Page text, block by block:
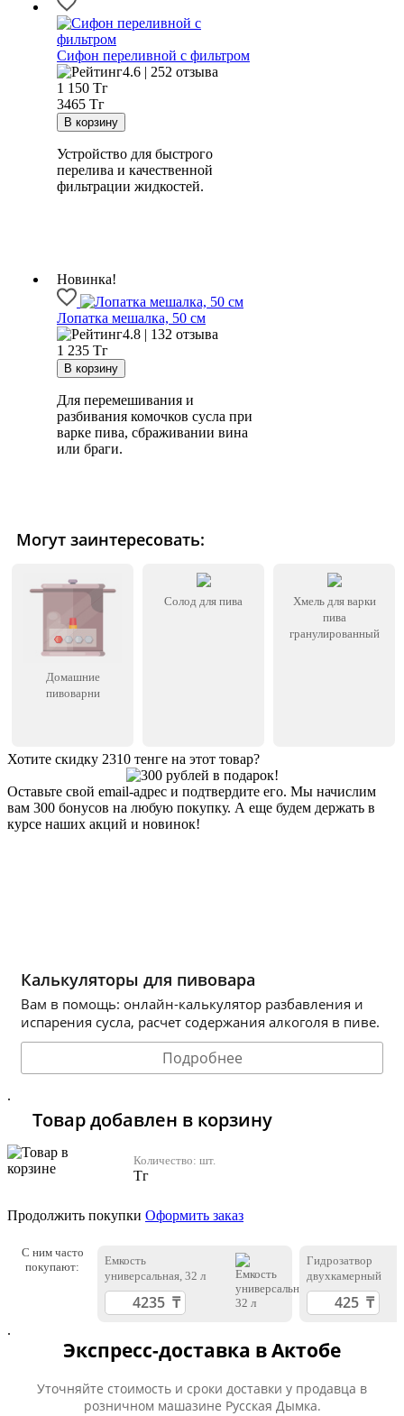
Сифон переливной с фильтром
4.6 | 252 отзыва
1 150 Тг
3465 Тг
Устройство для быстрого
перелива и качественной
фильтрации жидкостей.
Новинка!
Лопатка мешалка, 50 см
4.8 | 132 отзыва
1 235 Тг
Для перемешивания и
разбивания комочков сусла при
варке пива, сбраживании вина
или браги.
Могут заинтересовать:
Домашние
пивоварни
Солод для пива
Хмель для варки
пива
гранулированный
Хотите скидку 2310 тенге на этот товар?
Оставьте свой email-адрес и подтвердите его. Мы начислим
вам 300 бонусов на любую покупку. А еще будем держать в
курсе наших акций и новинок!
Калькуляторы для пивовара
Вам в помощь: онлайн-калькулятор разбавления и
испарения сусла, расчет содержания алкоголя в пиве.
Подробнее
.
Товар добавлен в корзину
Количество: шт.
Тг
Продолжить покупки Оформить заказ
С ним часто
покупают:
Емкость
универсальная, 32 л
Гидрозатвор
двухкамерный
.
Экспресс-доставка в Актобе
Уточняйте стоимость и сроки доставки у продавца в
розничном машазине Русская Дымка.